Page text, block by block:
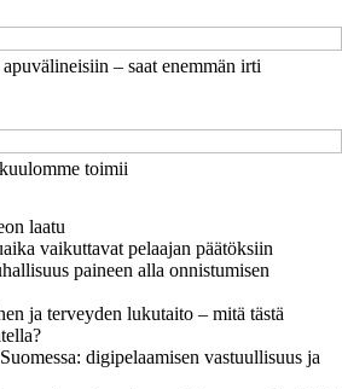
– saat enemmän irti
toimii
laatu
vaikuttavat pelaajan päätöksiin
paineen alla onnistumisen
ja terveyden lukutaito – mitä tästä
digipelaamisen vastuullisuus ja